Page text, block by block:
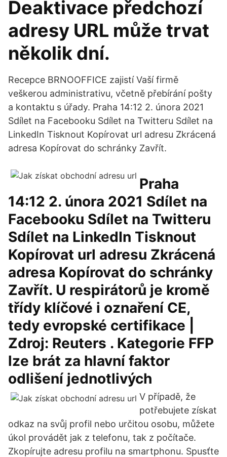
Deaktivace předchozí
adresy URL může trvat
několik dní.
Recepce BRNOOFFICE zajistí Vaší firmě
veškerou administrativu, včetně přebírání pošty
a kontaktu s úřady. Praha 14:12 2. února 2021
Sdílet na Facebooku Sdílet na Twitteru Sdílet na
LinkedIn Tisknout Kopírovat url adresu Zkrácená
adresa Kopírovat do schránky Zavřít.
Praha
14:12 2. února 2021 Sdílet na
Facebooku Sdílet na Twitteru
Sdílet na LinkedIn Tisknout
Kopírovat url adresu Zkrácená
adresa Kopírovat do schránky
Zavřít. U respirátorů je kromě
třídy klíčové i oznaření CE,
tedy evropské certifikace |
Zdroj: Reuters . Kategorie FFP
lze brát za hlavní faktor
odlišení jednotlivých
V případě, že
potřebujete získat
odkaz na svůj profil nebo určitou osobu, můžete
úkol provádět jak z telefonu, tak z počítače.
Zkopírujte adresu profilu na smartphonu. Spusťte